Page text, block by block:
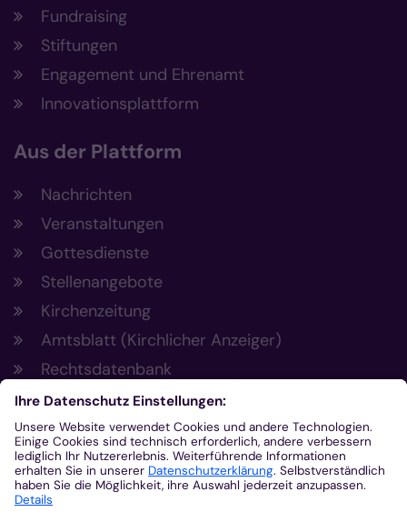
Fundraising
Stiftungen
Engagement und Ehrenamt
Innovationsplattform
Aus der Plattform
Nachrichten
Veranstaltungen
Gottesdienste
Stellenangebote
Kirchenzeitung
Amtsblatt (Kirchlicher Anzeiger)
Rechtsdatenbank
Meldestelle gemäß Hinweisgeberschutzgesetz